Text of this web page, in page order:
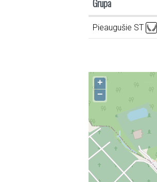
Pieaugušie ST
+
−